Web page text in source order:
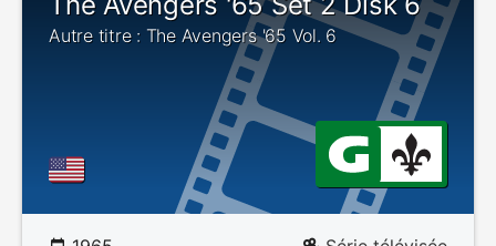
Autre titre : The Avengers '65 Vol. 6